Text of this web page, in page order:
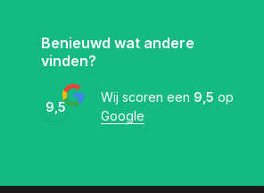
Benieuwd wat andere
vinden?
9,5
Wij scoren een 9,5 op
Google